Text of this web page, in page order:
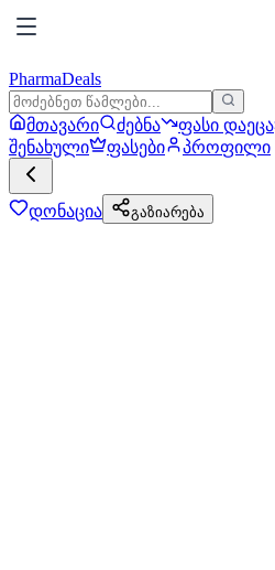
PharmaDeals
მთავარი ძებნა ფასი დაეცა
შენახული
ფასები პროფილი
დონაცია გაზიარება